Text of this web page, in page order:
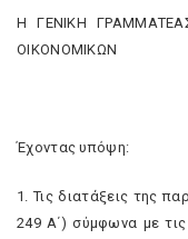
Η ΓΕΝΙΚΗ
ΟΙΚΟΝΟΜΙΚΩΝ
Έχοντας υπόψη:
1. Τις διατάξεις της
249 Α΄) σύμφωνα με